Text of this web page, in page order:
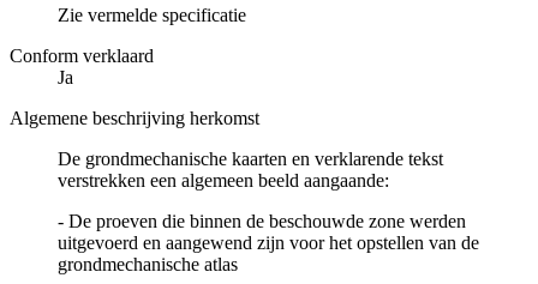
Zie vermelde specificatie
Conform verklaard
Ja
Algemene beschrijving herkomst
De grondmechanische kaarten en verklarende tekst
verstrekken een algemeen beeld aangaande:
- De proeven die binnen de beschouwde zone werden
uitgevoerd en aangewend zijn voor het opstellen van de
grondmechanische atlas